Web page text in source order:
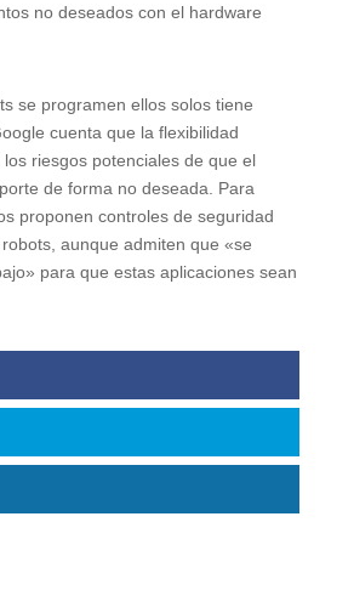
no deseados con el hardware
se programen ellos solos tiene
cuenta que la flexibilidad
riesgos potenciales de que el
de forma no deseada. Para
proponen controles de seguridad
aunque admiten que «se
para que estas aplicaciones sean